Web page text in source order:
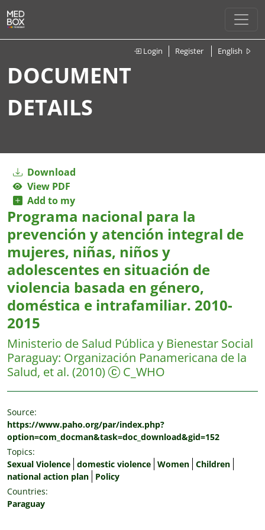
Login Register English
DOCUMENT
DETAILS
Download
View PDF
Add to my
Programa nacional para la
prevención y atención integral de
mujeres, niñas, niños y
adolescentes en situación de
violencia basada en género,
doméstica e intrafamiliar. 2010-
2015
Ministerio de Salud Pública y Bienestar Social
Paraguay: Organización Panamericana de la
Salud, et al. (2010) C_WHO
Source:
https://www.paho.org/par/index.php?
option=com_docman&task=doc_download&gid=152
Topics:
Sexual Violence domestic violence Women Children
national action plan
Policy
Countries:
Paraguay